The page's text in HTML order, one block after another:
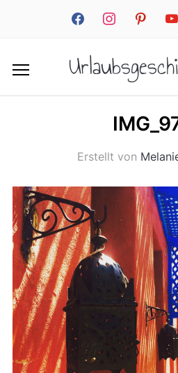
facebookinstagrampinterest
Erstellt von